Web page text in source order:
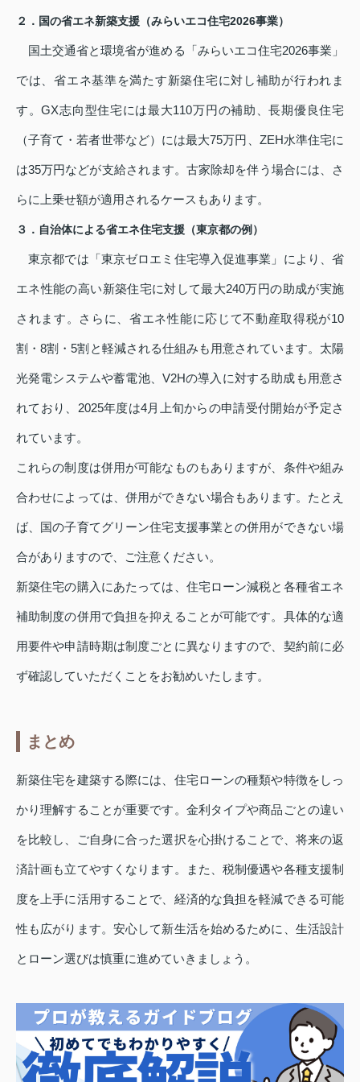
２．国の省エネ新築支援（みらいエコ住宅2026事業）
国土交通省と環境省が進める「みらいエコ住宅2026事業」
では、省エネ基準を満たす新築住宅に対し補助が行われま
す。GX志向型住宅には最大110万円の補助、長期優良住宅
（子育て・若者世帯など）には最大75万円、ZEH水準住宅に
は35万円などが支給されます。古家除却を伴う場合には、さ
らに上乗せ額が適用されるケースもあります。
３．自治体による省エネ住宅支援（東京都の例）
東京都では「東京ゼロエミ住宅導入促進事業」により、省
エネ性能の高い新築住宅に対して最大240万円の助成が実施
されます。さらに、省エネ性能に応じて不動産取得税が10
割・8割・5割と軽減される仕組みも用意されています。太陽
光発電システムや蓄電池、V2Hの導入に対する助成も用意さ
れており、2025年度は4月上旬からの申請受付開始が予定さ
れています。
これらの制度は併用が可能なものもありますが、条件や組み
合わせによっては、併用ができない場合もあります。たとえ
ば、国の子育てグリーン住宅支援事業との併用ができない場
合がありますので、ご注意ください。
新築住宅の購入にあたっては、住宅ローン減税と各種省エネ
補助制度の併用で負担を抑えることが可能です。具体的な適
用要件や申請時期は制度ごとに異なりますので、契約前に必
ず確認していただくことをお勧めいたします。
まとめ
新築住宅を建築する際には、住宅ローンの種類や特徴をしっ
かり理解することが重要です。金利タイプや商品ごとの違い
を比較し、ご自身に合った選択を心掛けることで、将来の返
済計画も立てやすくなります。また、税制優遇や各種支援制
度を上手に活用することで、経済的な負担を軽減できる可能
性も広がります。安心して新生活を始めるために、生活設計
とローン選びは慎重に進めていきましょう。